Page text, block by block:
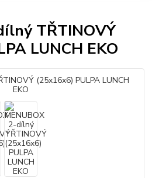
TŘTINOVÝ
LUNCH EKO